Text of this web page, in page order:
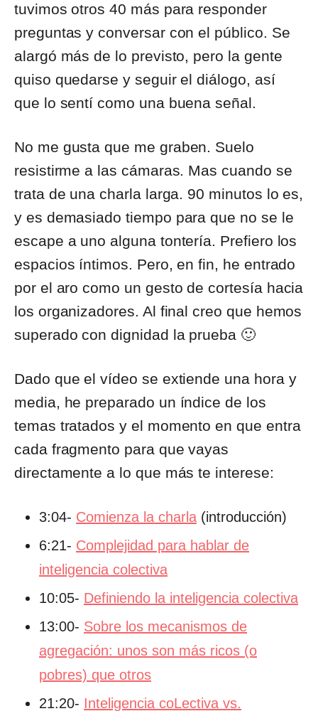
tuvimos otros 40 más para responder
preguntas y conversar con el público. Se
alargó más de lo previsto, pero la gente
quiso quedarse y seguir el diálogo, así
que lo sentí como una buena señal.
No me gusta que me graben. Suelo
resistirme a las cámaras. Mas cuando se
trata de una charla larga. 90 minutos lo es,
y es demasiado tiempo para que no se le
escape a uno alguna tontería. Prefiero los
espacios íntimos. Pero, en fin, he entrado
por el aro como un gesto de cortesía hacia
los organizadores. Al final creo que hemos
superado con dignidad la prueba 🙂
Dado que el vídeo se extiende una hora y
media, he preparado un índice de los
temas tratados y el momento en que entra
cada fragmento para que vayas
directamente a lo que más te interese:
3:04- Comienza la charla (introducción)
6:21- Complejidad para hablar de
inteligencia colectiva
10:05- Definiendo la inteligencia colectiva
13:00- Sobre los mecanismos de
agregación: unos son más ricos (o
pobres) que otros
21:20- Inteligencia coLectiva vs.